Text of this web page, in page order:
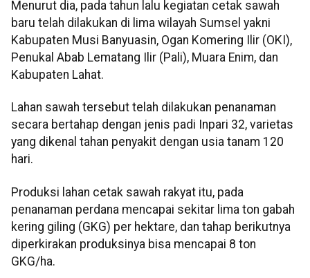
Menurut dia, pada tahun lalu kegiatan cetak sawah
baru telah dilakukan di lima wilayah Sumsel yakni
Kabupaten Musi Banyuasin, Ogan Komering Ilir (OKI),
Penukal Abab Lematang Ilir (Pali), Muara Enim, dan
Kabupaten Lahat.
Lahan sawah tersebut telah dilakukan penanaman
secara bertahap dengan jenis padi Inpari 32, varietas
yang dikenal tahan penyakit dengan usia tanam 120
hari.
Produksi lahan cetak sawah rakyat itu, pada
penanaman perdana mencapai sekitar lima ton gabah
kering giling (GKG) per hektare, dan tahap berikutnya
diperkirakan produksinya bisa mencapai 8 ton
GKG/ha.